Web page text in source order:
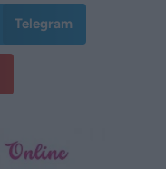
Telegram